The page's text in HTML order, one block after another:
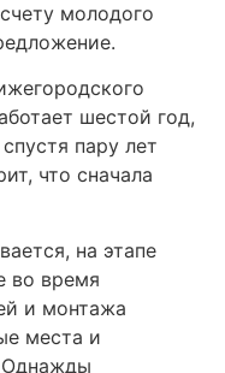
молодого
шестой год,
пару лет
что сначала
на этапе
во время
и монтажа
места и
Однажды